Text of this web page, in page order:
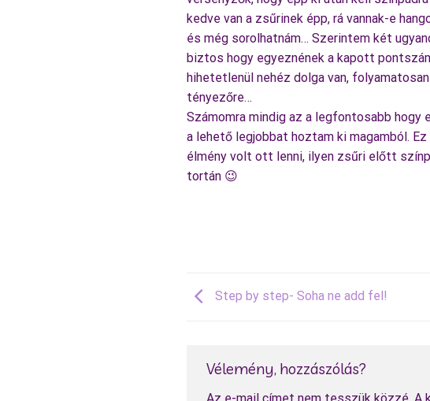
kedve van a zsűrinek épp, rá vannak-e
és még sorolhatnám… Szerintem két
biztos hogy egyeznének a kapott
hihetetlenül nehéz dolga van,
tényezőre…
Számomra mindig az a legfontosabb
a lehető legjobbat hoztam ki magamból.
élmény volt ott lenni, ilyen zsűri előtt
tortán 😉
Step by step- Soha ne add fel!
Vélemény, hozzászólás?
Az e-mail címet nem tesszük közzé. A